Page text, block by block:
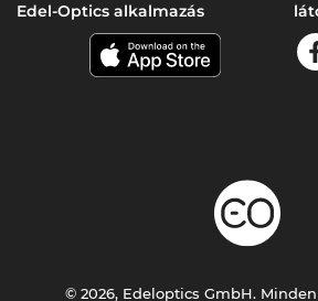
Edel-Optics alkalmazás
© 2026, Edeloptics GmbH.